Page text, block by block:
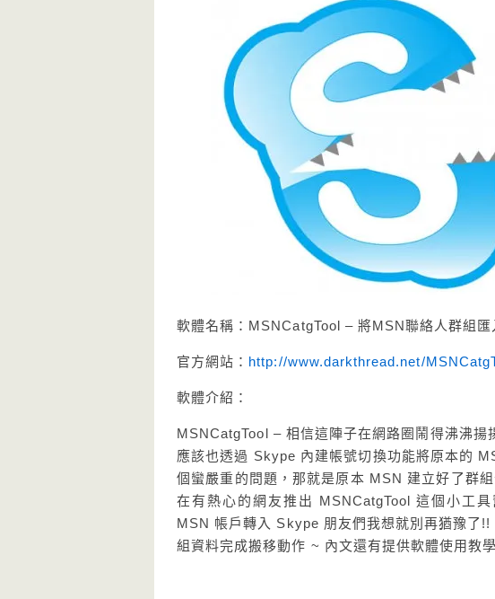
軟體名稱：MSNCatgTool – 將MSN聯絡人群組
官方網站： http://www.darkthread.net/
軟體介紹：
MSNCatgTool – 相信這陣子在網路圈鬧得沸沸
應該也透過 Skype 內建帳號切換功能將原本的
個蠻嚴重的問題，那就是原本 MSN 建立好了群
在有熱心的網友推出 MSNCatgTool 這個小工
MSN 帳戶轉入 Skype 朋友們我想就別再猶豫了
組資料完成搬移動作 ~ 內文還有提供軟體使用教